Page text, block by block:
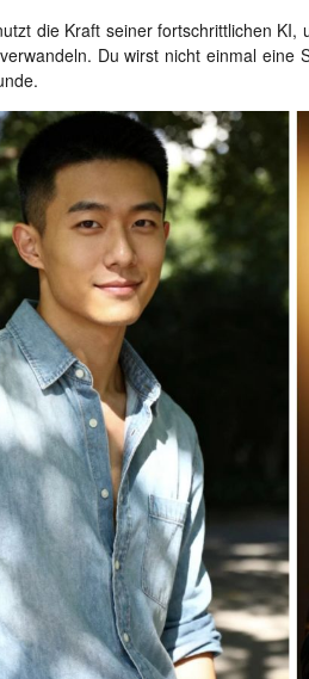
die Kraft seiner fortschrittlichen
Du wirst nicht einmal